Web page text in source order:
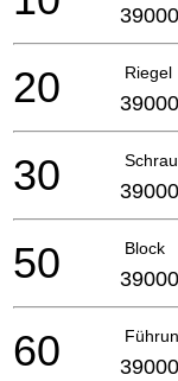
Riegel
20
30
Block
50
60